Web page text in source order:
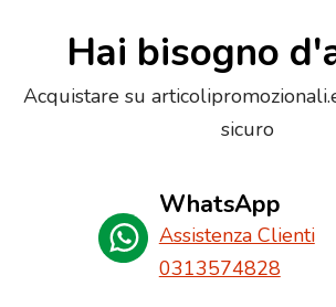
Hai bisogno
Acquistare su
sicuro
WhatsApp
Assistenza Clienti
0313574828